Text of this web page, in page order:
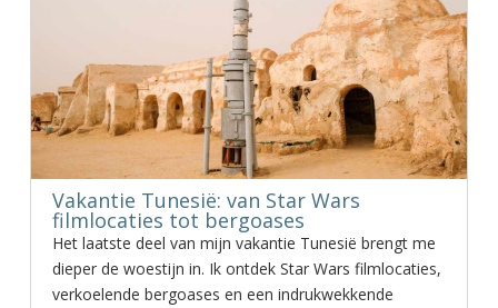
Vakantie Tunesië: van Star Wars
filmlocaties tot bergoases
Het laatste deel van mijn vakantie Tunesië brengt me
dieper de woestijn in. Ik ontdek Star Wars filmlocaties,
verkoelende bergoases en een indrukwekkende